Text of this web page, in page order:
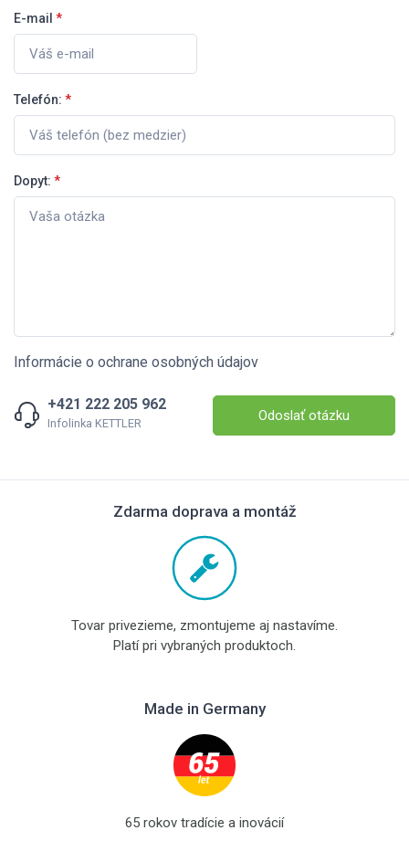
E-mail *
Telefón: *
Dopyt: *
Informácie o ochrane osobných údajov
+421 222 205 962
Infolinka KETTLER Odoslať otázku
Zdarma doprava a montáž
Tovar privezieme, zmontujeme aj nastavíme.
Platí pri vybraných produktoch.
Made in Germany
65 rokov tradície a inovácií